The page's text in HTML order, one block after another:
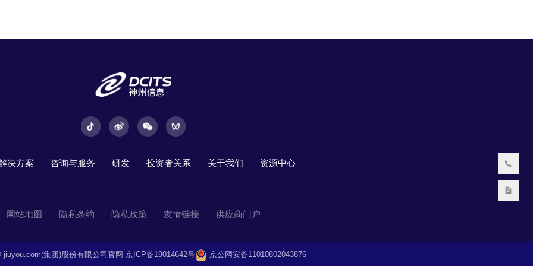
决方案 咨询与服务 研发 投资者关系 关于我们 资源中心
网站地图 隐私条约 隐私政策 友情链接 供应商门户
集团)股份有限公司官网 京ICP备19014642号 京公网安备11010802043876